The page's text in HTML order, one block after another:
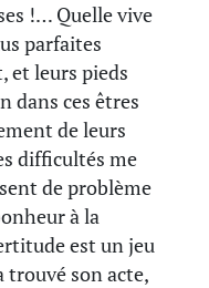
!… Quelle vive
parfaites
et leurs pieds
dans ces êtres
de leurs
difficultés me
de problème
à la
est un jeu
trouvé son acte,